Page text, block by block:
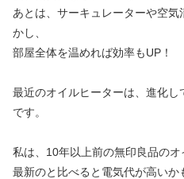
あとは、サーキュレーターや空
かし、
部屋全体を温めれば効率もUP！
最近のオイルヒーターは、進化し
です。
私は、10年以上前の無印良品の
最新のと比べると電気代が高いか